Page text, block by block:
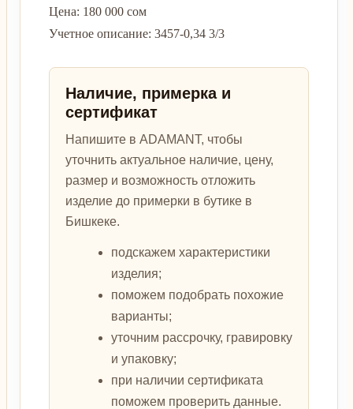
Цена: 180 000 сом
Учетное описание: 3457-0,34 3/3
Наличие, примерка и
сертификат
Напишите в ADAMANT, чтобы
уточнить актуальное наличие, цену,
размер и возможность отложить
изделие до примерки в бутике в
Бишкеке.
подскажем характеристики
изделия;
поможем подобрать похожие
варианты;
уточним рассрочку, гравировку
и упаковку;
при наличии сертификата
поможем проверить данные.